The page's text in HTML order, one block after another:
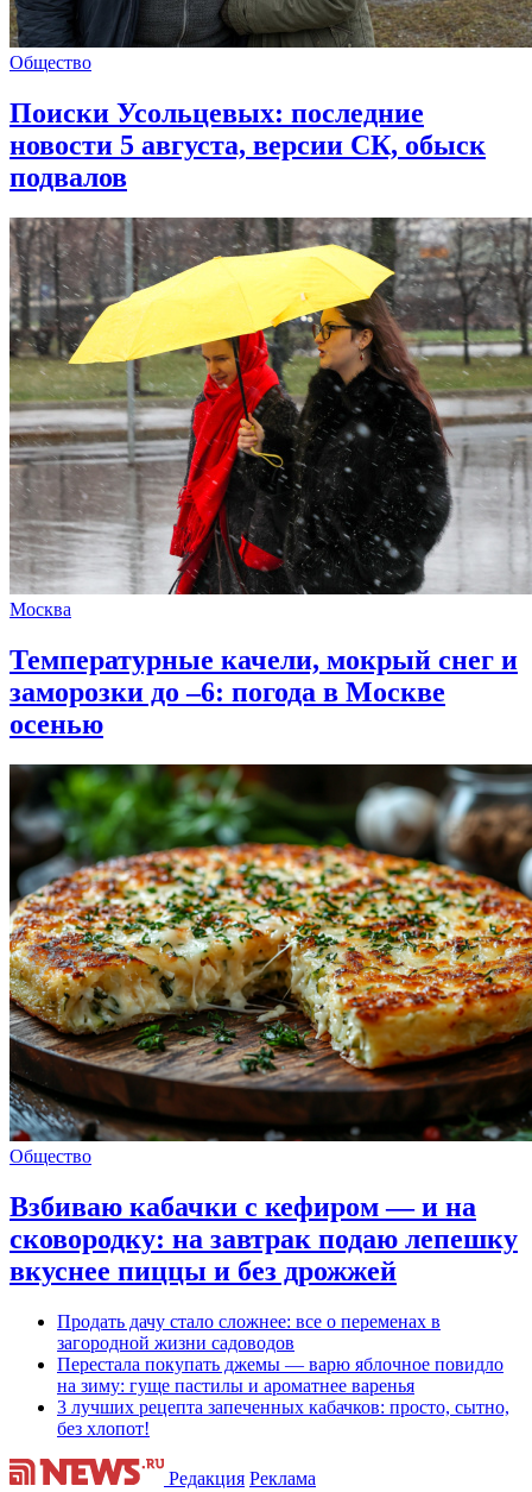
Общество
Поиски Усольцевых: последние
новости 5 августа, версии СК, обыск
подвалов
Москва
Температурные качели, мокрый снег и
заморозки до –6: погода в Москве
осенью
Общество
Взбиваю кабачки с кефиром — и на
сковородку: на завтрак подаю лепешку
вкуснее пиццы и без дрожжей
Продать дачу стало сложнее: все о переменах в
загородной жизни садоводов
Перестала покупать джемы — варю яблочное повидло
на зиму: гуще пастилы и ароматнее варенья
3 лучших рецепта запеченных кабачков: просто, сытно,
без хлопот!
Редакция Реклама